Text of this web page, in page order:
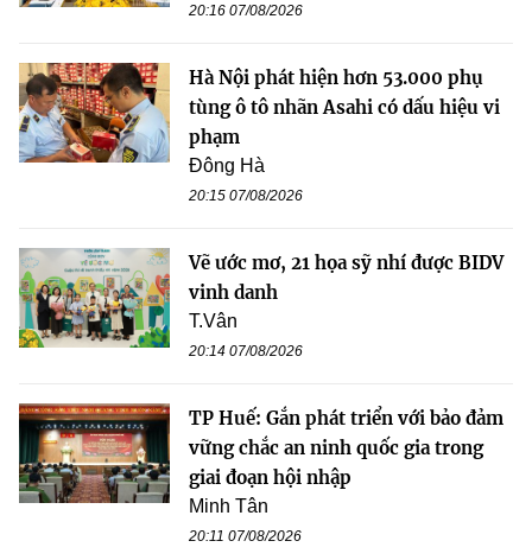
20:16 07/08/2026
Hà Nội phát hiện hơn 53.000 phụ
tùng ô tô nhãn Asahi có dấu hiệu vi
phạm
Đông Hà
20:15 07/08/2026
Vẽ ước mơ, 21 họa sỹ nhí được BIDV
vinh danh
T.Vân
20:14 07/08/2026
TP Huế: Gắn phát triển với bảo đảm
vững chắc an ninh quốc gia trong
giai đoạn hội nhập
Minh Tân
20:11 07/08/2026